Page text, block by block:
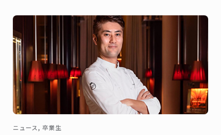
ニュース, 卒業生